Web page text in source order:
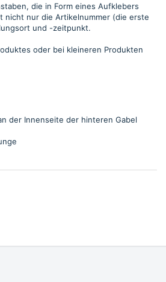
die in Form eines Aufklebers
nicht nur die Artikelnummer (die erste
und -zeitpunkt.
oder bei kleineren Produkten
der Innenseite der hinteren Gabel